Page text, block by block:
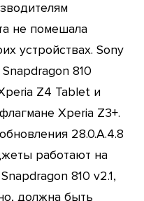
не помешала
устройствах. Sony
810
Z4 Tablet и
Xperia Z3+.
28.0.A.4.8
работают на
810 v2.1,
должна быть